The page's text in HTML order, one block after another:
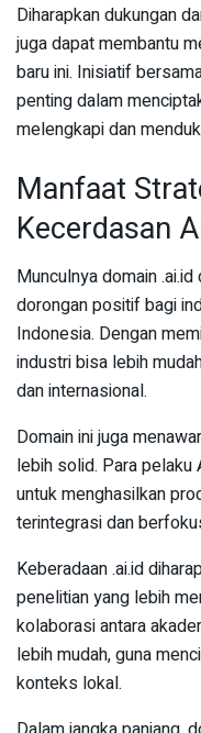
Diharapkan dukungan
juga dapat membantu
baru ini. Inisiatif
penting dalam
melengkapi dan
Manfaat
Kecerdasan
Munculnya domain
dorongan positif bagi
Indonesia. Dengan
industri bisa lebih
dan internasional.
Domain ini juga
lebih solid. Para pelaku
untuk menghasilkan
terintegrasi dan
Keberadaan .ai.id
penelitian yang lebih
kolaborasi antara
lebih mudah, guna
konteks lokal.